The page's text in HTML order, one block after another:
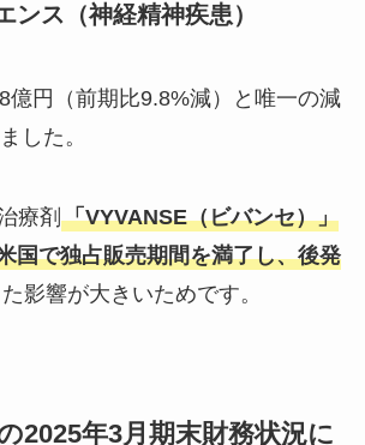
ンス（神経精神疾患）
億円（前期比9.8%減）と唯一の減
した。
療剤 「VYVANSE（ビバンセ）」
国で独占販売期間を満了し、後発
影響が大きいためです。
2025年3月期末財務状況に